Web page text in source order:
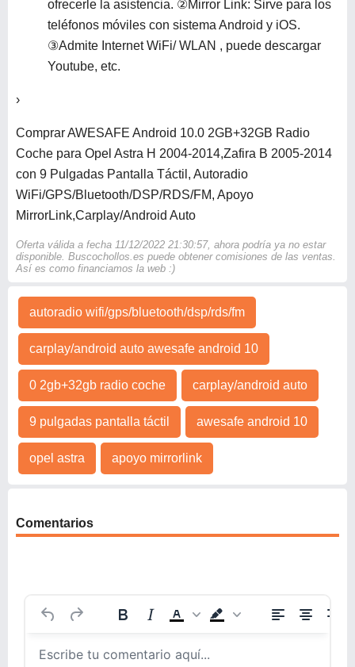
ofrecerle la asistencia. ②Mirror Link: Sirve para los
teléfonos móviles con sistema Android y iOS.
③Admite Internet WiFi/ WLAN , puede descargar
Youtube, etc.
›
Comprar AWESAFE Android 10.0 2GB+32GB Radio
Coche para Opel Astra H 2004-2014,Zafira B 2005-2014
con 9 Pulgadas Pantalla Táctil, Autoradio
WiFi/GPS/Bluetooth/DSP/RDS/FM, Apoyo
MirrorLink,Carplay/Android Auto
Oferta válida a fecha 11/12/2022 21:30:57, ahora podría ya no estar
disponible. Buscochollos.es puede obtener comisiones de las ventas.
Así es como financiamos la web :)
autoradio wifi/gps/bluetooth/dsp/rds/fm
carplay/android auto awesafe android 10
0 2gb+32gb radio coche carplay/android auto
9 pulgadas pantalla táctil awesafe android 10
opel astra apoyo mirrorlink
Comentarios